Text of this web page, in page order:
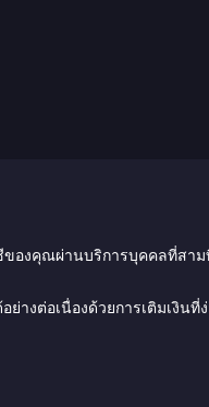
องคุณผ่านบริการบุคคลที่สาม
ย่างต่อเนื่องด้วยการเติมเงินที่